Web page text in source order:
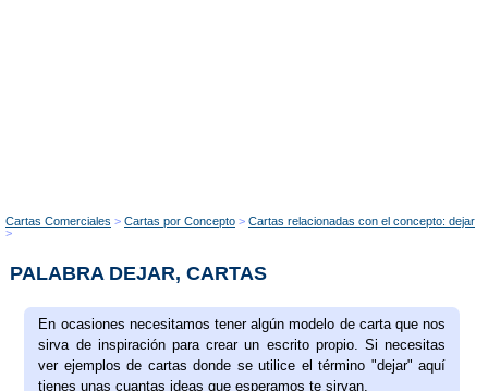
Cartas Comerciales Cartas por Concepto Cartas relacionadas con el concepto: dejar
PALABRA DEJAR, CARTAS
En ocasiones necesitamos tener algún modelo de carta que nos
sirva de inspiración para crear un escrito propio. Si necesitas
ver ejemplos de cartas donde se utilice el término "dejar" aquí
tienes unas cuantas ideas que esperamos te sirvan.